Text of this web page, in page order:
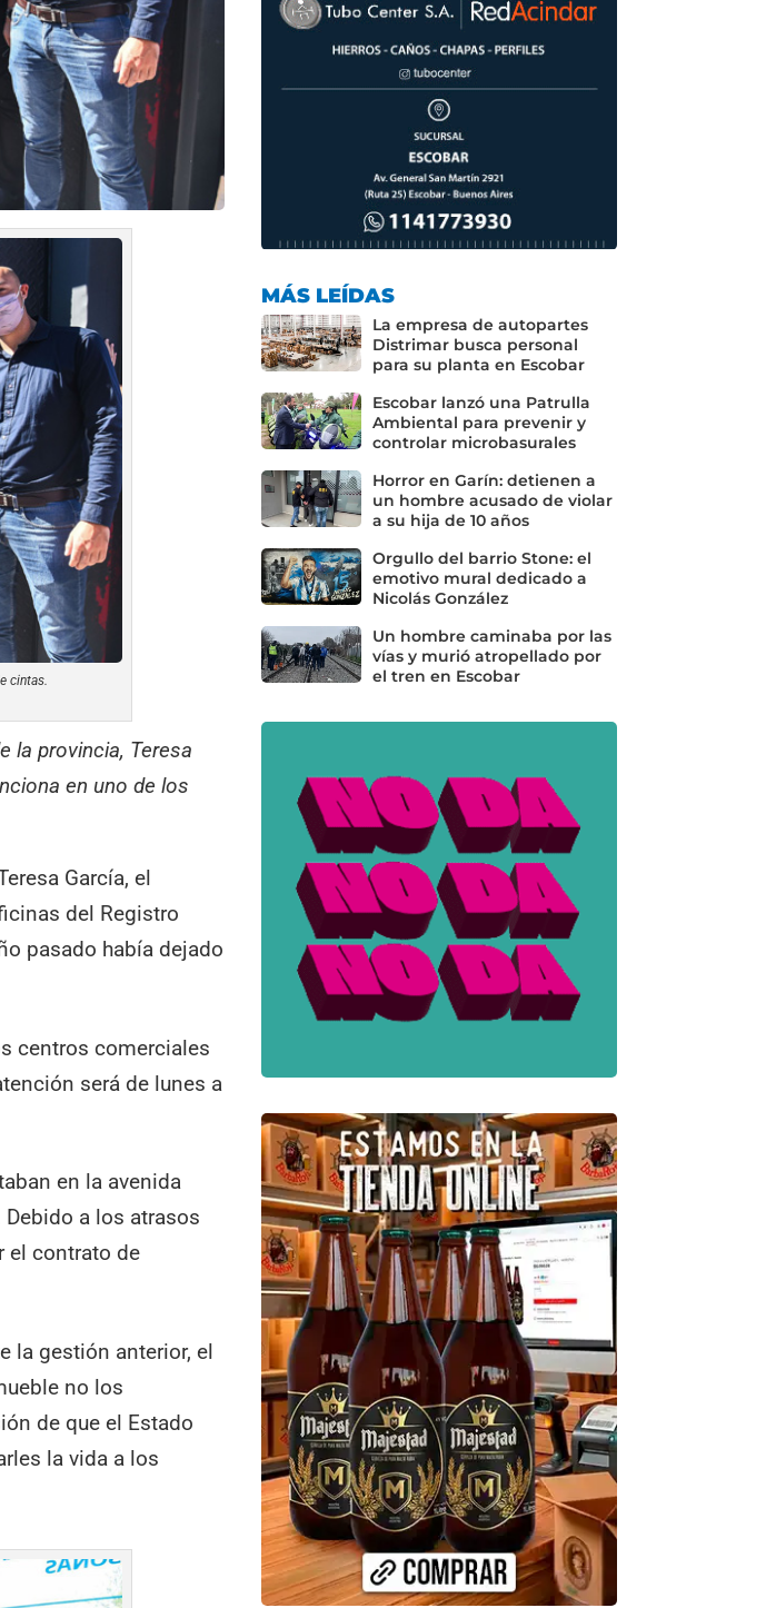
cintas.
la provincia, Teresa
en uno de los
García, el
del Registro
pasado había dejado
centros comerciales
será de lunes a
en la avenida
Debido a los atrasos
el contrato de
la gestión anterior, el
no los
de que el Estado
la vida a los
MÁS LEÍDAS
La empresa de autopartes
Distrimar busca personal
para su planta en Escobar
Escobar lanzó una Patrulla
Ambiental para prevenir y
controlar microbasurales
Horror en Garín: detienen a
un hombre acusado de violar
a su hija de 10 años
Orgullo del barrio Stone: el
emotivo mural dedicado a
Nicolás González
Un hombre caminaba por las
vías y murió atropellado por
el tren en Escobar